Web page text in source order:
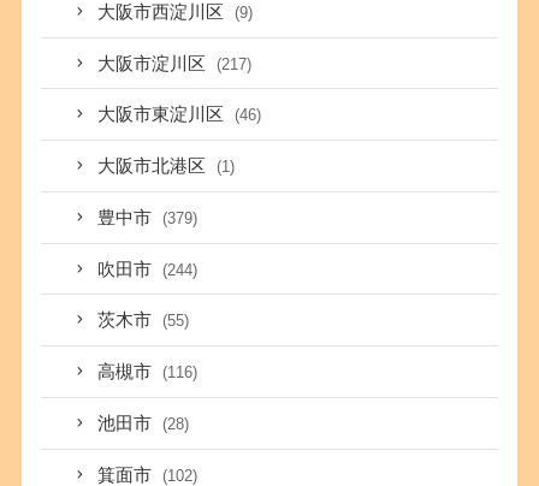
大阪市西淀川区 (9)
大阪市淀川区 (217)
大阪市東淀川区 (46)
大阪市北港区 (1)
豊中市 (379)
吹田市 (244)
茨木市 (55)
高槻市 (116)
池田市 (28)
箕面市 (102)